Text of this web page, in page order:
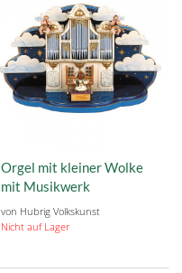
Orgel mit kleiner Wolke
mit Musikwerk
von Hubrig Volkskunst
Nicht auf Lager